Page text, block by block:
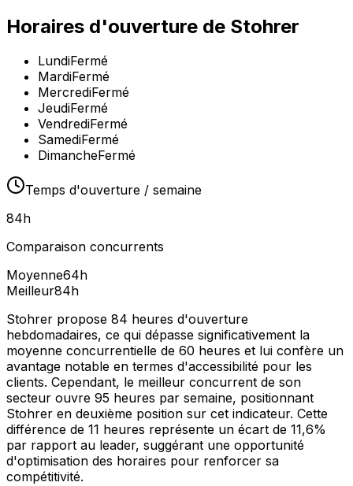
Horaires d'ouverture de Stohrer
LundiFermé
MardiFermé
MercrediFermé
JeudiFermé
VendrediFermé
SamediFermé
DimancheFermé
Temps d'ouverture / semaine
84h
Comparaison concurrents
Moyenne64h
Meilleur84h
Stohrer propose 84 heures d'ouverture
hebdomadaires, ce qui dépasse significativement la
moyenne concurrentielle de 60 heures et lui confère un
avantage notable en termes d'accessibilité pour les
clients. Cependant, le meilleur concurrent de son
secteur ouvre 95 heures par semaine, positionnant
Stohrer en deuxième position sur cet indicateur. Cette
différence de 11 heures représente un écart de 11,6%
par rapport au leader, suggérant une opportunité
d'optimisation des horaires pour renforcer sa
compétitivité.